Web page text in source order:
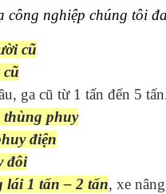
công nghiệp chúng tôi
cũ
ga cũ từ 1 tấn đến 5
thùng phuy
điện
đôi
lái 1 tấn – 2 tấn, xe